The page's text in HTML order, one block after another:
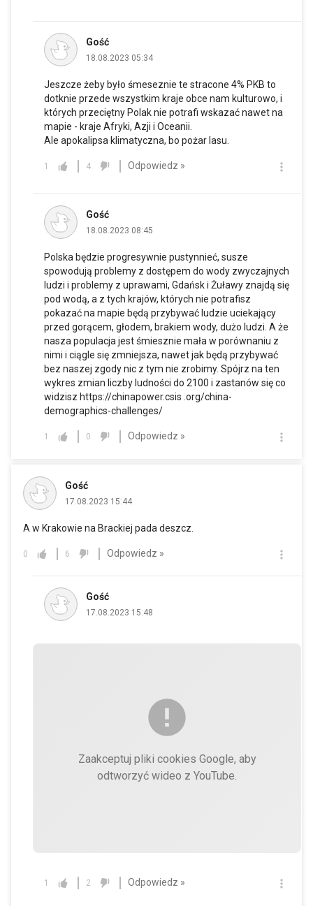
Gość
18.08.2023 05:34
Jeszcze żeby było śmeseznie te stracone 4% PKB to
dotknie przede wszystkim kraje obce nam kulturowo, i
których przeciętny Polak nie potrafi wskazać nawet na
mapie - kraje Afryki, Azji i Oceanii.
Ale apokalipsa klimatyczna, bo pożar lasu.
1 4 Odpowiedz »
Gość
18.08.2023 08:45
Polska będzie progresywnie pustynnieć, susze
spowodują problemy z dostępem do wody zwyczajnych
ludzi i problemy z uprawami, Gdańsk i Żuławy znajdą się
pod wodą, a z tych krajów, których nie potrafisz
pokazać na mapie będą przybywać ludzie uciekający
przed gorącem, głodem, brakiem wody, dużo ludzi. A że
nasza populacja jest śmiesznie mała w porównaniu z
nimi i ciągle się zmniejsza, nawet jak będą przybywać
bez naszej zgody nic z tym nie zrobimy. Spójrz na ten
wykres zmian liczby ludności do 2100 i zastanów się co
widzisz https://chinapower.csis .org/china-
demographics-challenges/
1 0 Odpowiedz »
Gość
17.08.2023 15:44
A w Krakowie na Brackiej pada deszcz.
0 6 Odpowiedz »
Gość
17.08.2023 15:48
Zaakceptuj pliki cookies Google, aby
odtworzyć wideo z YouTube.
1 2 Odpowiedz »